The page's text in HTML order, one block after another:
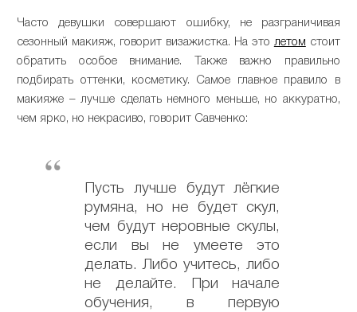
Часто девушки совершают ошибку, не разграничивая
сезонный макияж, говорит визажистка. На это летом стоит
обратить особое внимание. Также важно правильно
подбирать оттенки, косметику. Самое главное правило в
макияже – лучше сделать немного меньше, но аккуратно,
чем ярко, но некрасиво, говорит Савченко:
Пусть лучше будут лёгкие
румяна, но не будет скул,
чем будут неровные скулы,
если вы не умеете это
делать. Либо учитесь, либо
не делайте. При начале
обучения, в первую